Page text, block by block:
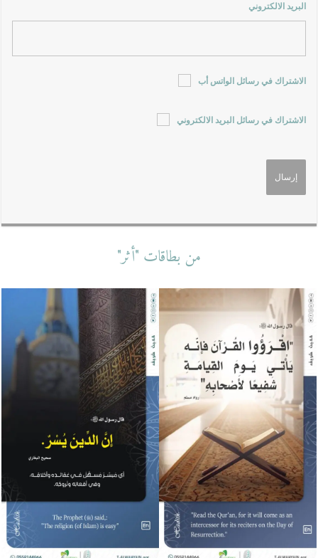
البريد الالكتروني
الاشتراك في رسائل الواتس أب
الاشتراك في رسائل البريد الالكتروني
من بطاقات "أثر"